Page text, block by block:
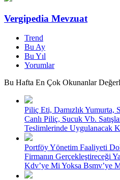
Vergipedia Mevzuat
Trend
Bu Ay
Bu Yıl
Yorumlar
Bu Hafta En Çok Okunanlar
Piliç Eti, Damızlık Yumurta,
Canlı Piliç, Sucuk Vb.
Teslimlerinde Uygulanacak
Portföy Yönetim Faaliyeti
Firmanın Gerçekleştireceği
Kdv’ye Mi Yoksa Bsmv’ye